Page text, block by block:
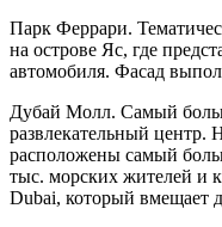
Парк Феррари.
на острове Яс, где
автомобиля. Фасад
Дубай Молл. Самый
развлекательный центр.
расположены самый
тыс. морских жителей и
Dubai, который вмещает